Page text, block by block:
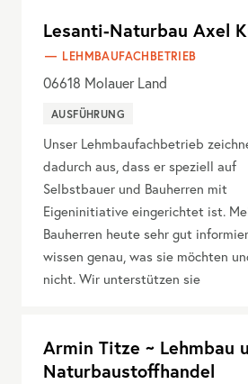
Lesanti-Naturbau Axel
LEHMBAUFACHBETRIEB
06618 Molauer Land
AUSFÜHRUNG
Unser Lehmbaufachbetrieb
dadurch aus, dass er speziell auf
Selbstbauer und Bauherren mit
Eigeninitiative eingerichtet ist.
Bauherren heute sehr gut
wissen genau, was sie möchten
nicht. Wir unterstützen sie
Armin Titze ~ Lehmbau
Naturbaustoffhandel